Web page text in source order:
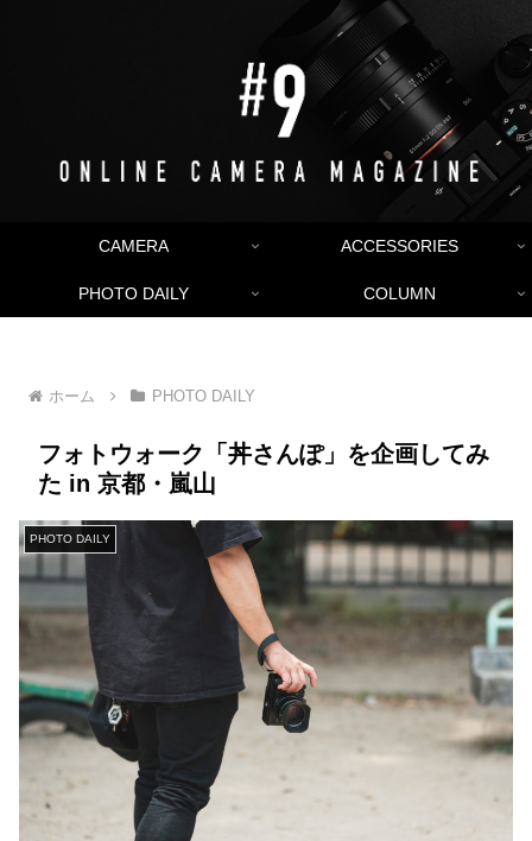
CAMERA ACCESSORIES
PHOTO DAILY COLUMN
ホーム PHOTO DAILY
フォトウォーク「丼さんぽ」を企画してみ
た in 京都・嵐山
PHOTO DAILY